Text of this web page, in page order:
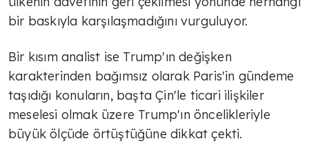
bir baskıyla karşılaşmadığını vurguluyor.
Bir kısım analist ise Trump'ın değişken
karakterinden bağımsız olarak Paris'in gündeme
taşıdığı konuların, başta Çin'le ticari ilişkiler
meselesi olmak üzere Trump'ın öncelikleriyle
büyük ölçüde örtüştüğüne dikkat çekti.